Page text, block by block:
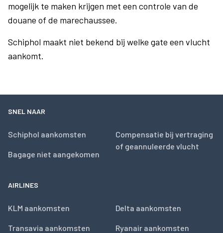
mogelijk te maken krijgen met een controle van de
douane of de marechaussee.
Schiphol maakt niet bekend bij welke gate een vlucht
aankomt.
SNEL NAAR
Schiphol aankomsten
Bagage niet aangekomen
Compensatie bij vertraging
of geannuleerde vlucht
AIRLINES
KLM aankomsten
Transavia aankomsten
Delta aankomsten
Ryanair aankomsten